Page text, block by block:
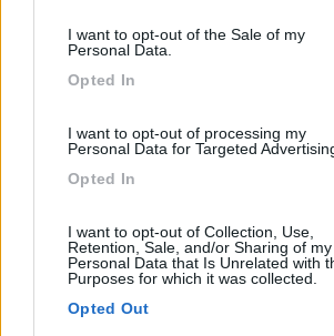
I want to opt-out of the Sale of my
Personal Data.
Opted In
I want to opt-out of processing my
Personal Data for Targeted
Opted In
I want to opt-out of Collection, Use,
Retention, Sale, and/or Sharing of my
Personal Data that Is Unrelated with
Purposes for which it was collected.
Opted Out
Area di sosta (PS+CS)
Area di sosta a Portegrandi
Parcheggio con scarico vicino al